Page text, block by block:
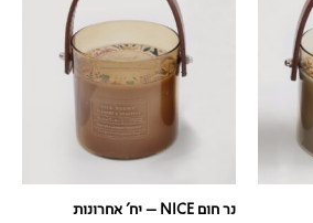
נר חום NICE – יח' אחרונות